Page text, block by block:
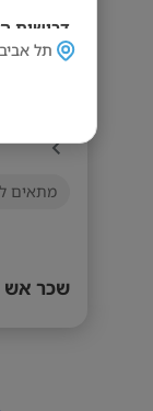
דרישות
אחריות,
לעבודה
שירות
תל
מתאים
שכר אש